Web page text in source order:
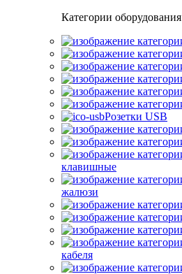
Категории оборудования
Розетки USB
клавишные
жалюзи
кабеля